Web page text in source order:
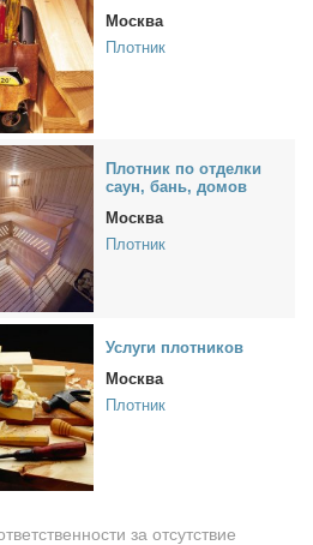
Москва
Плотник
Плот­ник по от­дел­ки
саун, бань, до­мов
Москва
Плотник
Услу­ги плот­ни­ков
Москва
Плотник
за отсутствие